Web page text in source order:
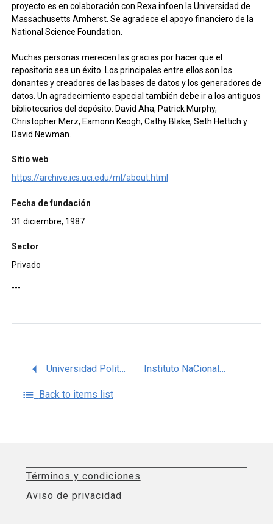
proyecto es en colaboración con Rexa.infoen la Universidad de
Massachusetts Amherst. Se agradece el apoyo financiero de la
National Science Foundation.
Muchas personas merecen las gracias por hacer que el
repositorio sea un éxito. Los principales entre ellos son los
donantes y creadores de las bases de datos y los generadores de
datos. Un agradecimiento especial también debe ir a los antiguos
bibliotecarios del depósito: David Aha, Patrick Murphy,
Christopher Merz, Eamonn Keogh, Cathy Blake, Seth Hettich y
David Newman.
Sitio web
https://archive.ics.uci.edu/ml/about.html
Fecha de fundación
31 diciembre, 1987
Sector
Privado
---
Universidad Politécnica de Cataluña España Instituto NaCional de Perinatología (INPER)
Back to items list
Términos y condiciones
Aviso de privacidad